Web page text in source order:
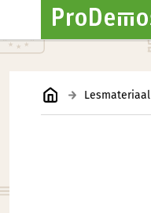
Lesmateriaal